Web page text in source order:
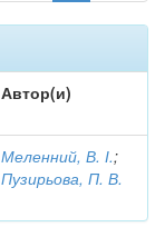
Автор(и)
Меленний, В. І.;
Пузирьова, П. В.